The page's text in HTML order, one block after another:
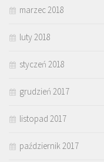
marzec 2018
luty 2018
styczeń 2018
grudzień 2017
listopad 2017
październik 2017